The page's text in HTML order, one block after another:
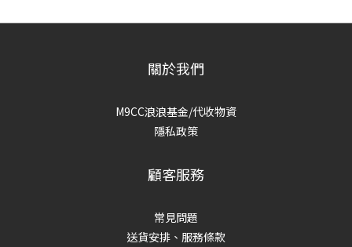
關於我們
M9CC浪浪基金/代收物資
隱私政策
顧客服務
常見問題
送貨安排、服務條款